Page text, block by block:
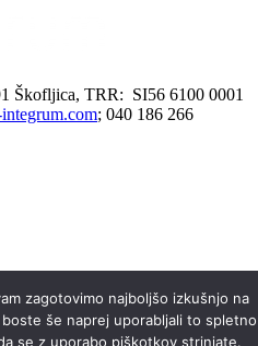
Škofljica, TRR: SI56 6100 0001
; 040 186 266
zagotovimo najboljšo izkušnjo na
še naprej uporabljali to spletno
se z uporabo piškotkov strinjate.